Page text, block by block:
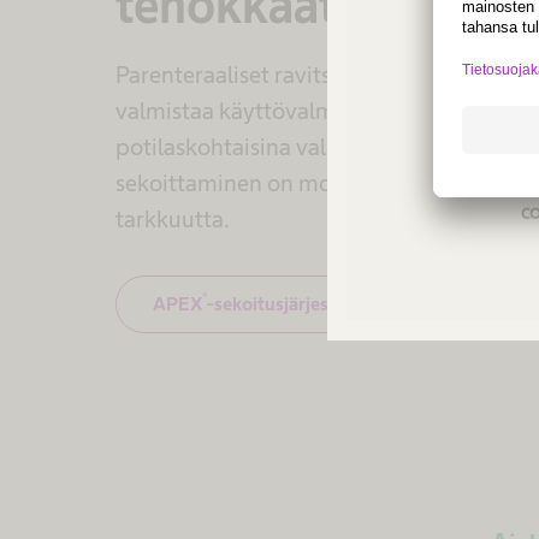
Not
Parenteraaliset ravitsemusliuokset
valmistaa käyttövalmiilla pusseilla tai
potilaskohtaisina valmisteina.
sekoittaminen on monimutkaista ja vaatii
tarkkuutta.
APEX -sekoitusjärjestelmä